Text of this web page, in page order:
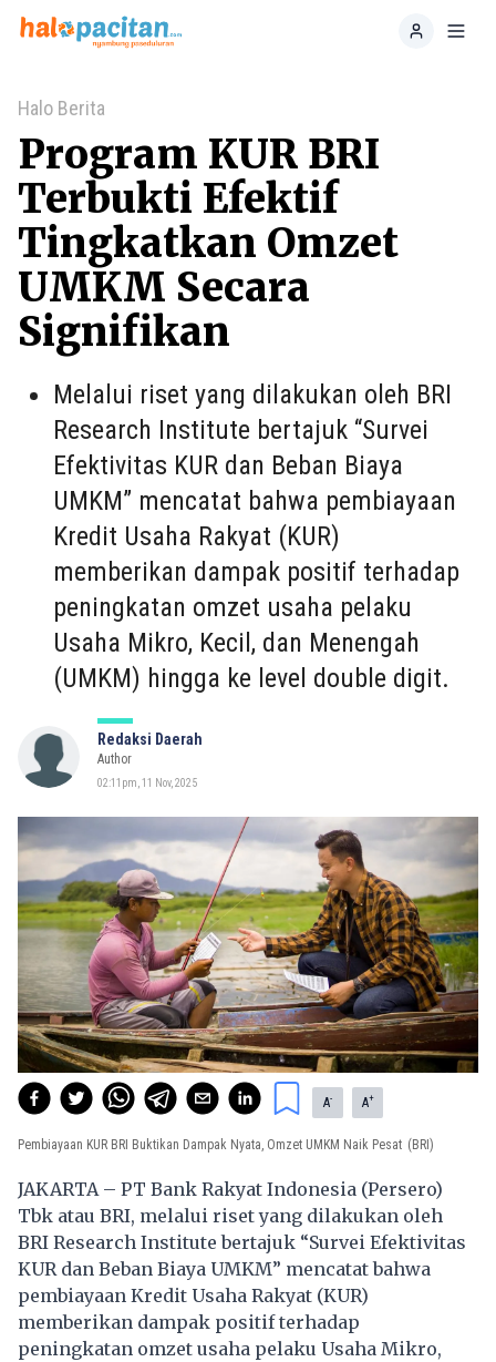
Home
Halo Berita
Program KUR BRI
Terbukti Efektif
Tingkatkan Omzet
UMKM Secara
Signifikan
Melalui riset yang dilakukan oleh BRI
Research Institute bertajuk “Survei
Efektivitas KUR dan Beban Biaya
UMKM” mencatat bahwa pembiayaan
Kredit Usaha Rakyat (KUR)
memberikan dampak positif terhadap
peningkatan omzet usaha pelaku
Usaha Mikro, Kecil, dan Menengah
(UMKM) hingga ke level double digit.
Redaksi Daerah
Author
02:11pm, 11 Nov, 2025
A- A+
Pembiayaan KUR BRI Buktikan Dampak Nyata, Omzet UMKM Naik Pesat (BRI)
JAKARTA – PT Bank Rakyat Indonesia (Persero)
Tbk atau BRI, melalui riset yang dilakukan oleh
BRI Research Institute bertajuk “Survei Efektivitas
KUR dan Beban Biaya UMKM” mencatat bahwa
pembiayaan Kredit Usaha Rakyat (KUR)
memberikan dampak positif terhadap
peningkatan omzet usaha pelaku Usaha Mikro,